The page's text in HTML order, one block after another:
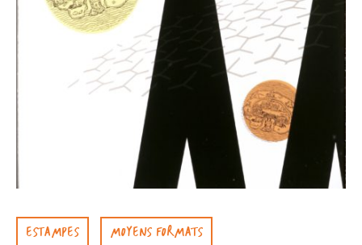
ESTAMPES MOYENS FORMATS